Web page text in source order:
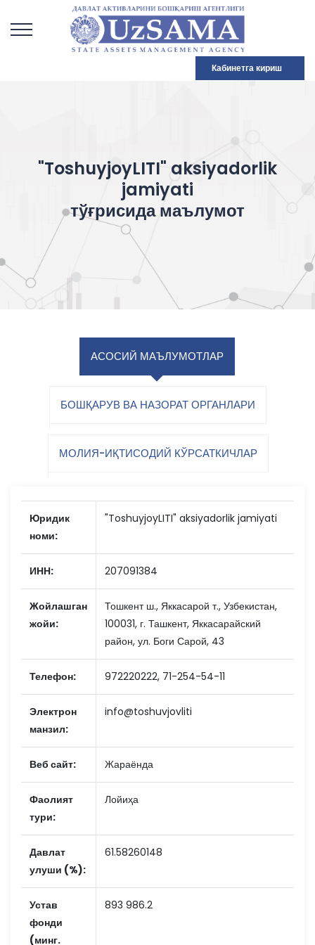
Кабинетга кириш
"ToshuyjoyLITI" aksiyadorlik
jamiyati
тўғрисида маълумот
АСОСИЙ МАЪЛУМОТЛАР
БОШҚАРУВ ВА НАЗОРАТ ОРГАНЛАРИ
МОЛИЯ-ИҚТИСОДИЙ КЎРСАТКИЧЛАР
Юридик
номи:
"ToshuyjoyLITI" aksiyadorlik jamiyati
ИНН: 207091384
Жойлашган
жойи:
Тошкент ш., Яккасарой т., Узбекистан,
100031, г. Ташкент, Яккасарайский
район, ул. Боги Сарой, 43
Телефон: 972220222, 71-254-54-11
Электрон
манзил:
info@toshuvjovliti
Веб сайт: Жараёнда
Фаолият
тури:
Лойиҳа
Давлат
улуши (%):
61.58260148
Устав
фонди
(минг.
893 986.2